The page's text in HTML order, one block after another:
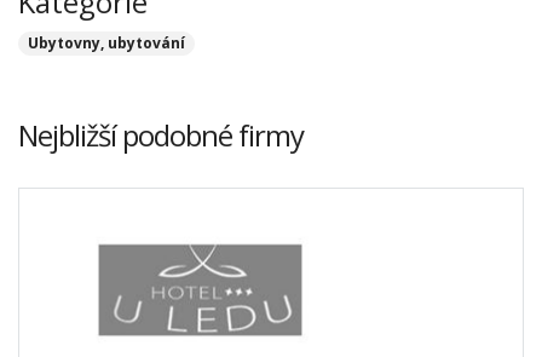
Ubytovny, ubytování
Nejbližší podobné firmy